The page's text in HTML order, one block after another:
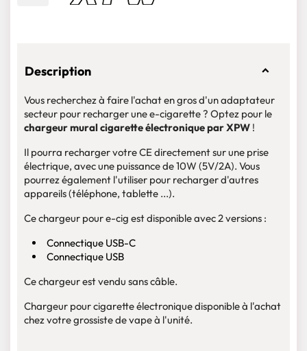
Description
Vous recherchez à faire l'achat en gros d'un adaptateur
secteur pour recharger une e-cigarette ? Optez pour le
chargeur mural cigarette électronique par XPW !
Il pourra recharger votre CE directement sur une prise
électrique, avec une puissance de 10W (5V/2A). Vous
pourrez également l'utiliser pour recharger d'autres
appareils (téléphone, tablette ...).
Ce chargeur pour e-cig est disponible avec 2 versions :
Connectique USB-C
Connectique USB
Ce chargeur est vendu sans câble.
Chargeur pour cigarette électronique disponible à l'achat
chez votre grossiste de vape à l'unité.